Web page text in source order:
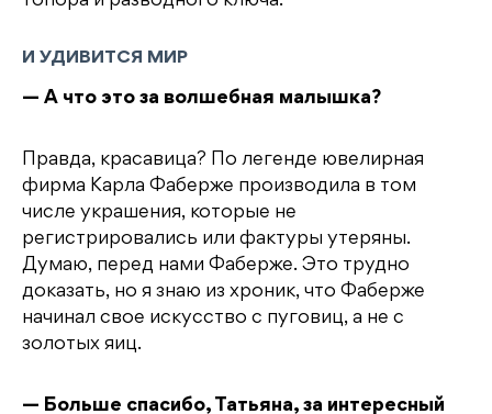
И УДИВИТСЯ МИР
— А что это за волшебная малышка?
Правда, красавица? По легенде ювелирная
фирма Карла Фаберже производила в том
числе украшения, которые не
регистрировались или фактуры утеряны.
Думаю, перед нами Фаберже. Это трудно
доказать, но я знаю из хроник, что Фаберже
начинал свое искусство с пуговиц, а не с
золотых яиц.
— Больше спасибо, Татьяна, за интересный